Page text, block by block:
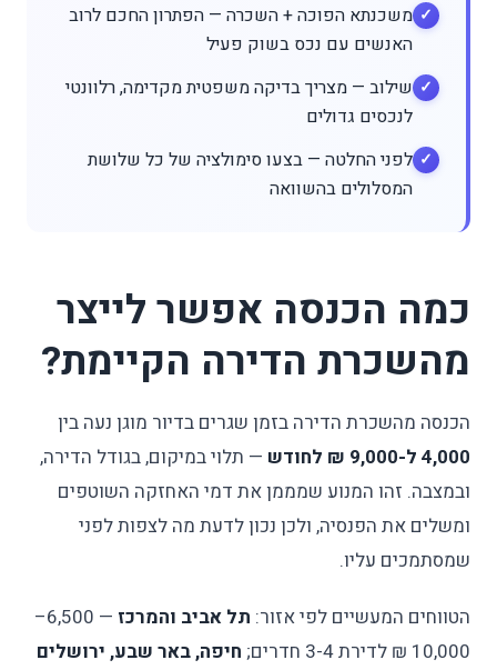
משכנתא הפוכה + השכרה — הפתרון החכם לרוב
האנשים עם נכס בשוק פעיל
שילוב — מצריך בדיקה משפטית מקדימה, רלוונטי
לנכסים גדולים
לפני החלטה — בצעו סימולציה של כל שלושת
המסלולים בהשוואה
כמה הכנסה אפשר לייצר
מהשכרת הדירה הקיימת?
הכנסה מהשכרת הדירה בזמן שגרים בדיור מוגן נעה בין
4,000 ל-9,000 ₪ לחודש
— תלוי במיקום, בגודל הדירה,
ובמצבה. זהו המנוע שמממן את דמי האחזקה השוטפים
ומשלים את הפנסיה, ולכן נכון לדעת מה לצפות לפני
שמסתמכים עליו.
הטווחים המעשיים לפי אזור: תל אביב והמרכז
— 6,500–
10,000 ₪ לדירת 3-4 חדרים;
חיפה, באר שבע, ירושלים